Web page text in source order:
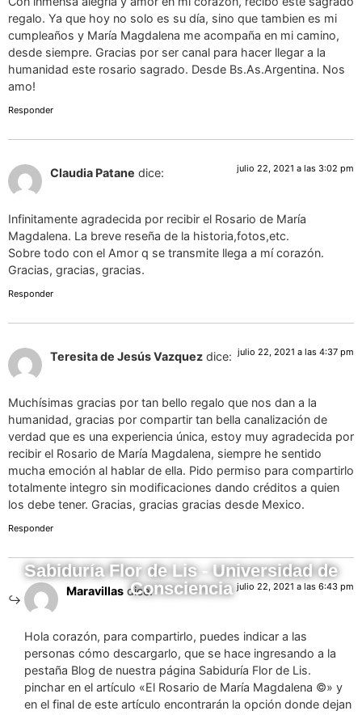
Sabiduría Flor de Lis - Universidad de
Consciencia
regalo. Ya que hoy no solo es su día, sino que tambien es mi
cumpleaños y María Magdalena me acompaña en mi camino,
desde siempre. Gracias por ser canal para hacer llegar a la
humanidad este rosario sagrado. Desde Bs.As.Argentina. Nos
amo!
Responder
Claudia Patane dice: julio 22, 2021 a las 3:02 pm
Infinitamente agradecida por recibir el Rosario de María
Magdalena. La breve reseña de la historia,fotos,etc.
Sobre todo con el Amor q se transmite llega a mí corazón.
Gracias, gracias, gracias.
Responder
Teresita de Jesús Vazquez dice: julio 22, 2021 a las 4:37 pm
Muchísimas gracias por tan bello regalo que nos dan a la
humanidad, gracias por compartir tan bella canalización de
verdad que es una experiencia única, estoy muy agradecida por
recibir el Rosario de María Magdalena, siempre he sentido
mucha emoción al hablar de ella. Pido permiso para compartirlo
totalmente integro sin modificaciones dando créditos a quien
los debe tener. Gracias, gracias gracias desde Mexico.
Responder
Maravillas dice: julio 22, 2021 a las 6:43 pm
Hola corazón, para compartirlo, puedes indicar a las
personas cómo descargarlo, que se hace ingresando a la
pestaña Blog de nuestra página Sabiduría Flor de Lis.
pinchar en el artículo «El Rosario de María Magdalena ©» y
en el final de este artículo encontrarán la opción donde dejan